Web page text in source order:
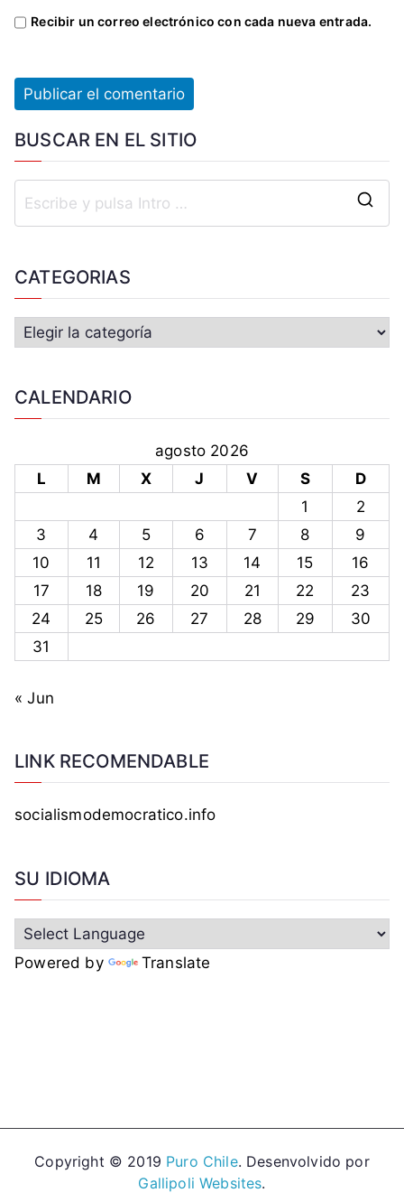
Recibir un correo electrónico con cada nueva entrada.
BUSCAR EN EL SITIO
CATEGORIAS
CALENDARIO
agosto 2026
L
M X J V S
D
1
2
3
4 5 6 7 8
9
10
11 12 13 14 15
16
17
18 19 20 21 22
23
24
25 26 27 28 29
30
31
« Jun
LINK RECOMENDABLE
socialismodemocratico.info
SU IDIOMA
Powered by Translate
Copyright © 2019 Puro Chile. Desenvolvido por
Gallipoli Websites.